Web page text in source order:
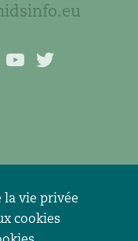
la vie privée
cookies